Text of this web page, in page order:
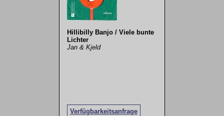
Hillibilly Banjo / Viele bunte
Lichter
Jan & Kjeld
Verfügbarkeitsanfrage